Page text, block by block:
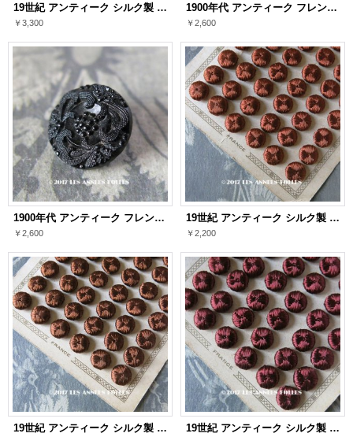
19世紀 アンティーク シルク製 くるみボタン 12mm 9ピース 葡萄色
￥3,300
1900年代 アンティーク フレンチジェットのボタン 花模様 1.4cm
￥2,600
1900年代 アンティーク フレンチジェットのボタン 花模様 1.4cm
￥2,600
19世紀 アンティーク シルク製 くるみボタン 13mm 6ピースのセット 栗色
￥2,200
19世紀 アンティーク シルク製 くるみボタン 13mm 6ピースのセット チョコレートブラウン 19世紀 アンティーク シルク製 くるみボタン 13mm 6ピースのセット ボルドー